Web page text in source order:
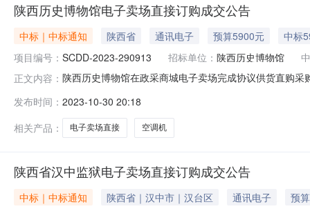
陕西历史博物馆电子卖场直接订购成交公告
中标｜中标通知 陕西省 通讯电子 预算5900元
中标
项目编号： SCDD-2023-290913 招标单位： 陕西历史博物馆
正文内容： 陕西历史博物馆在政采商城电子卖场完成协议供货直购
购)二、采购结果成交供应商：陕西远辰商贸有限公司成
发布时间： 2023-10-30 20:18
相关产品：
电子卖场直接 空调机
陕西省汉中监狱电子卖场直接订购成交公告
中标｜中标通知 陕西省｜汉中市｜汉台区 通讯电子
预